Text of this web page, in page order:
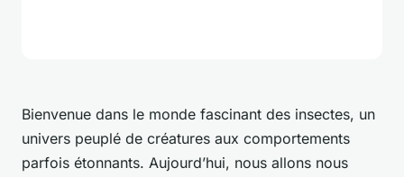
Bienvenue dans le monde fascinant des insectes, un
univers peuplé de créatures aux comportements
parfois étonnants. Aujourd’hui, nous allons nous